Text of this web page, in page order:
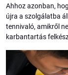
Ahhoz azonban,
újra a szolgálatba
tennivaló, amikről
karbantartás